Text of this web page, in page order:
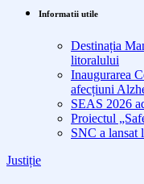
Informatii utile
Destinația
litoralului
Inaugurarea
afecțiuni
SEAS 2026
Proiectul
SNC a lansat
Justiție